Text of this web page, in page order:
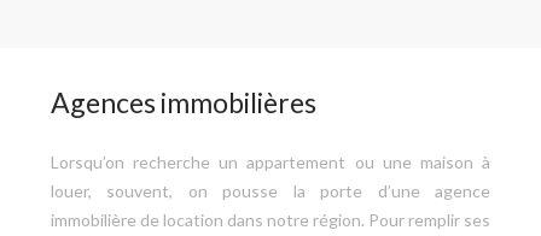
Agences immobilières
Lorsqu’on recherche un appartement ou une maison à
louer, souvent, on pousse la porte d’une agence
immobilière de location dans notre région. Pour remplir ses